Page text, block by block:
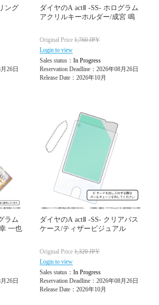
ング
26日
ダイヤのA actⅡ -SS- ホログラム
アクリルキーホルダー/成宮 鳴
Original Price 1,760JPY
Login to view
Sales status： In Progress
Reservation Deadline：2026年08月26日
Release Date：2026年10月
ラム
一也
26日
ダイヤのA actⅡ -SS- クリアパス
ケース/ティザービジュアル
Original Price 1,320JPY
Login to view
Sales status： In Progress
Reservation Deadline：2026年08月26日
Release Date：2026年10月